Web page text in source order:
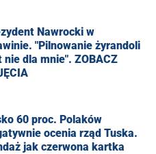
Nawrocki w
"Pilnowanie żyrandoli
nie dla mnie". ZOBACZ
60 proc. Polaków
ocenia rząd Tuska.
jak czerwona kartka